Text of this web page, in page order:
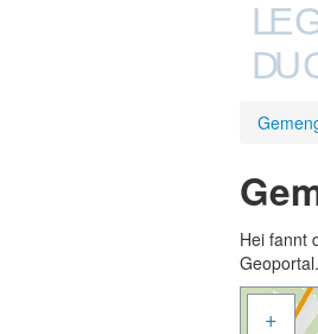
LE
DU
Hei fannt
Geoportal.
+